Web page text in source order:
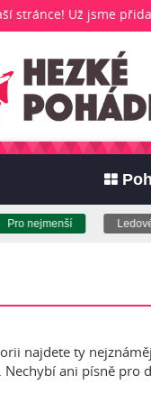
stránce! Už jsme
nejmenší Ledové
najdete ty
Nechybí ani písně pro